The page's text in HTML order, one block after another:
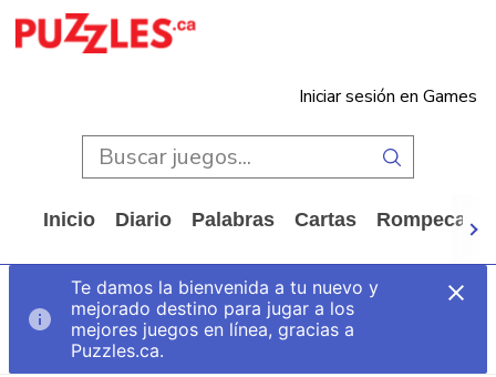
Iniciar sesión en Games
Inicio Diario Palabras Cartas
Te damos la bienvenida a tu nuevo y
mejorado destino para jugar a los
mejores juegos en línea, gracias a
Puzzles.ca.